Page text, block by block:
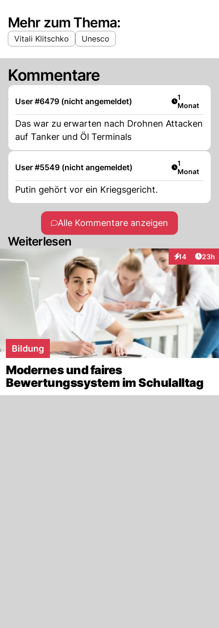
Mehr zum Thema:
Vitali Klitschko Unesco
Kommentare
User #6479 (nicht angemeldet) Artikel
1
Monat
Das war zu erwarten nach Drohnen Attacken
auf Tanker und Öl Terminals
User #5549 (nicht angemeldet) Artikel
1
Monat
Putin gehört vor ein Kriegsgericht.
Alle Kommentare anzeigen
Weiterlesen
14
Interaktionen
23h
Bildung
Modernes und faires
Bewertungssystem im Schulalltag